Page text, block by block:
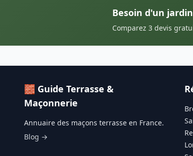
Besoin d'un
Comparez 3 devis
🧱 Guide Terrasse &
Maçonnerie
Annuaire des maçons terrasse en France.
Blog →